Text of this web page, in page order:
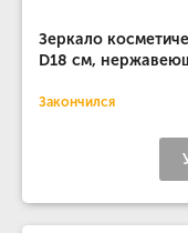
Зеркало
D18 см,
Закончился